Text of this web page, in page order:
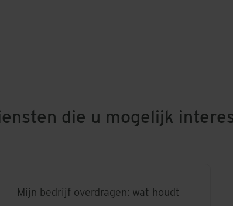
die u mogelijk
Mijn bedrijf overdragen: wat houdt